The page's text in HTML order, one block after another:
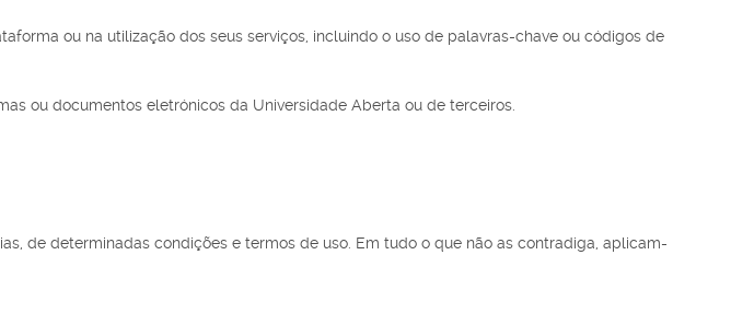
ou na utilização dos seus serviços, incluindo o uso de palavras-chave ou códigos de
ou documentos eletrónicos da Universidade Aberta ou de terceiros.
de determinadas condições e termos de uso. Em tudo o que não as contradiga, aplicam-